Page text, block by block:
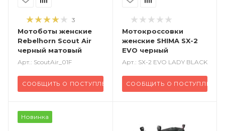
3
Мотоботы женские
Rebelhorn Scout Air
черный матовый
Арт.: ScoutAir_01F
СООБЩИТЬ О ПОСТУПЛЕНИИ
Мотокроссовки
женские SHIMA SX-2
EVO черный
Арт.: SX-2 EVO LADY BLACK
СООБЩИТЬ О ПОСТУПЛЕНИИ
Новинка